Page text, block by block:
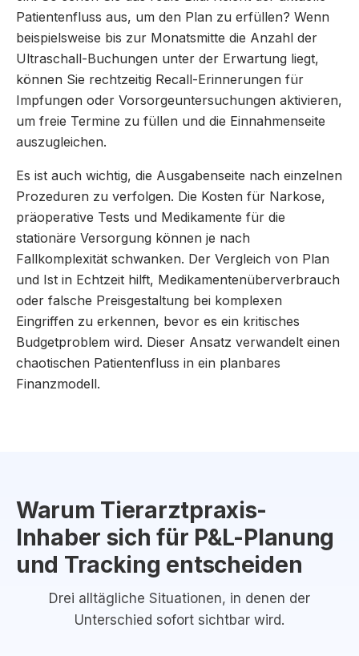
Patientenfluss aus, um den Plan zu erfüllen? Wenn
beispielsweise bis zur Monatsmitte die Anzahl der
Ultraschall-Buchungen unter der Erwartung liegt,
können Sie rechtzeitig Recall-Erinnerungen für
Impfungen oder Vorsorgeuntersuchungen aktivieren,
um freie Termine zu füllen und die Einnahmenseite
auszugleichen.
Es ist auch wichtig, die Ausgabenseite nach einzelnen
Prozeduren zu verfolgen. Die Kosten für Narkose,
präoperative Tests und Medikamente für die
stationäre Versorgung können je nach
Fallkomplexität schwanken. Der Vergleich von Plan
und Ist in Echtzeit hilft, Medikamentenüberverbrauch
oder falsche Preisgestaltung bei komplexen
Eingriffen zu erkennen, bevor es ein kritisches
Budgetproblem wird. Dieser Ansatz verwandelt einen
chaotischen Patientenfluss in ein planbares
Finanzmodell.
Warum Tierarztpraxis-
Inhaber sich für P&L-Planung
und Tracking entscheiden
Drei alltägliche Situationen, in denen der
Unterschied sofort sichtbar wird.